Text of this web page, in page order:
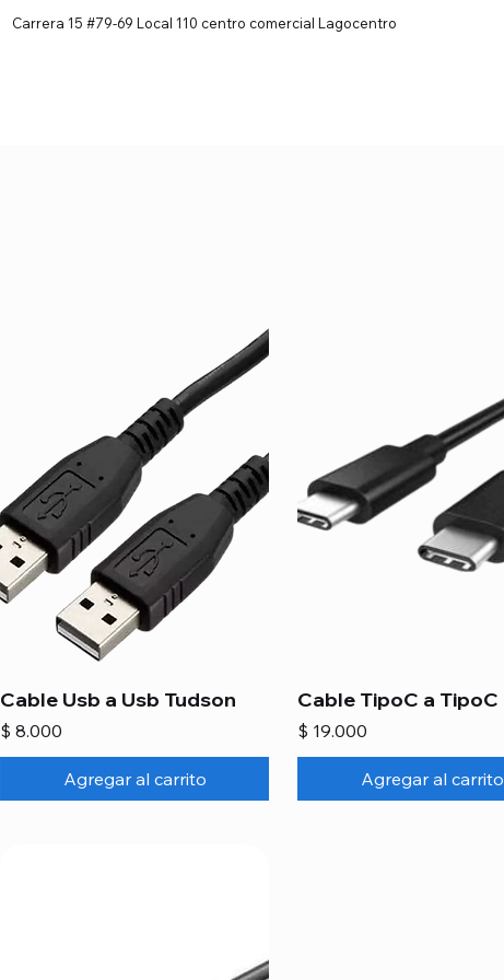
Carrera 15 #79-69 Local 110 centro comercial Lagocentro
Cable Usb a Usb Tudson
Precio
$ 8.000
Agregar al carrito
Cable TipoC a TipoC
Precio
$ 19.000
Agregar al carrito